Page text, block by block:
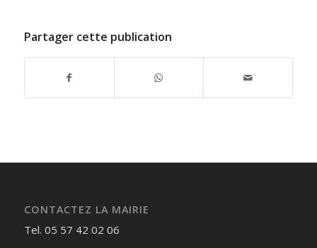
Partager cette publication
CONTACTEZ LA MAIRIE
Tel. 05 57 42 02 06